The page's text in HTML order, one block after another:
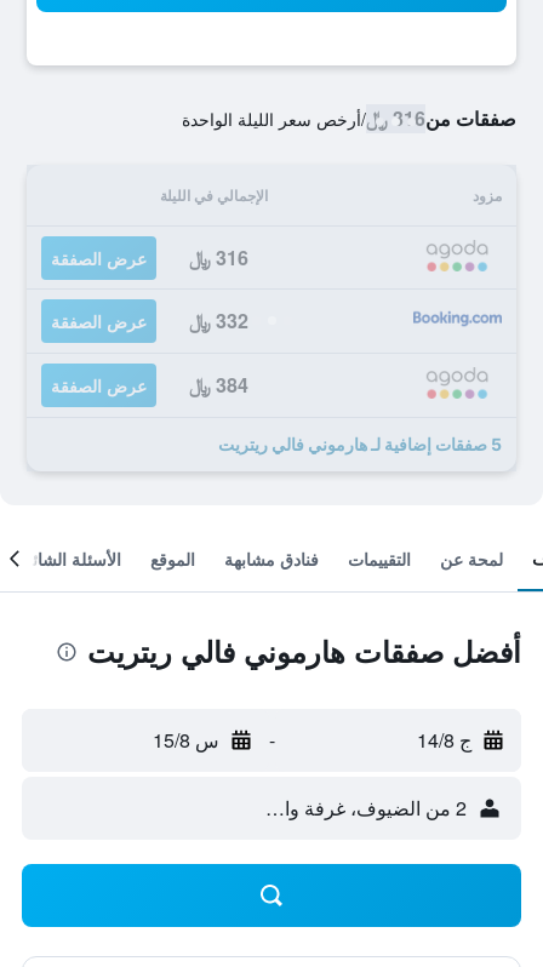
صفقات من316 ﷼ /أرخص سعر الليلة الواحدة
مزود الإجمالي في الليلة
316 ﷼ عرض الصفقة
332 ﷼ عرض الصفقة
384 ﷼ عرض الصفقة
5 صفقات إضافية لـ هارموني فالي ريتريت
لمحة عن التقييمات فنادق مشابهة الموقع الأسئلة الشائعة
أفضل صفقات هارموني فالي ريتريت
ج 14/8 - س 15/8
2 من الضيوف، غرفة واحدة